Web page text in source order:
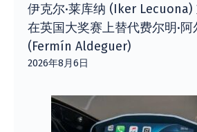
伊克尔·莱库纳 (Iker Lecuona)
在英国大奖赛上替代费尔明·
(Fermín Aldeguer)
2026年8月6日